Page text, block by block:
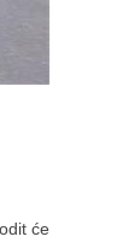
će